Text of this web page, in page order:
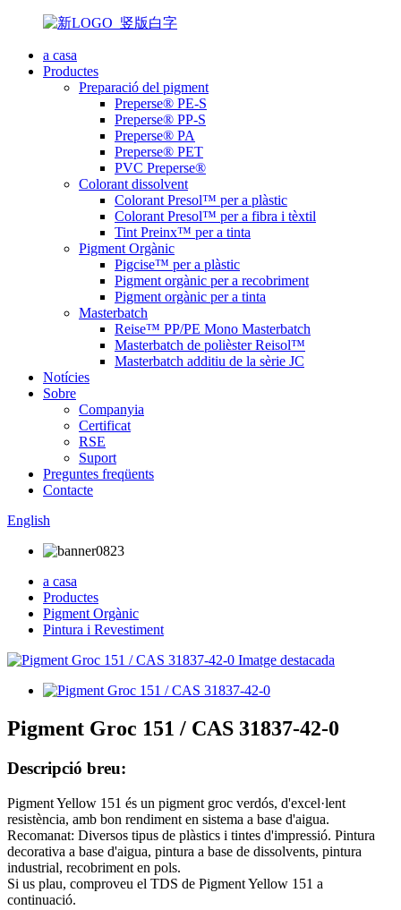
a casa
Productes
Preparació del pigment
Preperse® PE-S
Preperse® PP-S
Preperse® PA
Preperse® PET
PVC Preperse®
Colorant dissolvent
Colorant Presol™ per a plàstic
Colorant Presol™ per a fibra i tèxtil
Tint Preinx™ per a tinta
Pigment Orgànic
Pigcise™ per a plàstic
Pigment orgànic per a recobriment
Pigment orgànic per a tinta
Masterbatch
Reise™ PP/PE Mono Masterbatch
Masterbatch de polièster Reisol™
Masterbatch additiu de la sèrie JC
Notícies
Sobre
Companyia
Certificat
RSE
Suport
Preguntes freqüents
Contacte
English
a casa
Productes
Pigment Orgànic
Pintura i Revestiment
Pigment Groc 151 / CAS 31837-42-0
Descripció breu:
Pigment Yellow 151 és un pigment groc verdós, d'excel·lent
resistència, amb bon rendiment en sistema a base d'aigua.
Recomanat: Diversos tipus de plàstics i tintes d'impressió. Pintura
decorativa a base d'aigua, pintura a base de dissolvents, pintura
industrial, recobriment en pols.
Si us plau, comproveu el TDS de Pigment Yellow 151 a
continuació.